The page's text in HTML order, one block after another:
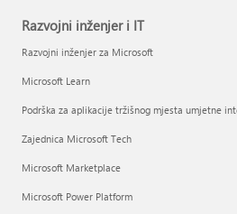
Razvojni inženjer i IT
Razvojni inženjer za Microsoft
Microsoft Learn
Podrška za aplikacije tržišnog mjesta umjetne
Zajednica Microsoft Tech
Microsoft Marketplace
Microsoft Power Platform